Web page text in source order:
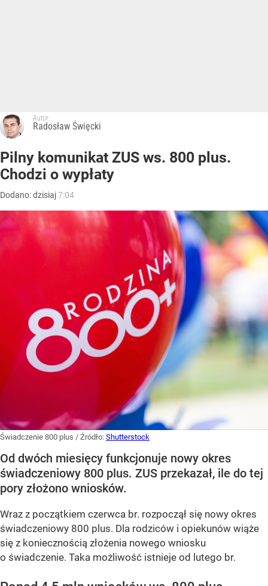
Autor:
Radosław Święcki
Pilny komunikat ZUS ws. 800 plus.
Chodzi o wypłaty
Dodano:dzisiaj7:04
Świadczenie 800 plus / Źródło: Shutterstock
Od dwóch miesięcy funkcjonuje nowy okres
świadczeniowy 800 plus. ZUS przekazał, ile do tej
pory złożono wniosków.
Wraz z początkiem czerwca br. rozpoczął się nowy okres
świadczeniowy 800 plus. Dla rodziców i opiekunów wiąże
się z koniecznością złożenia nowego wniosku
o świadczenie. Taka możliwość istnieje od lutego br.